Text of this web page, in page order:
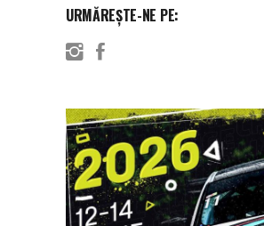
URMĂREȘTE-NE PE: